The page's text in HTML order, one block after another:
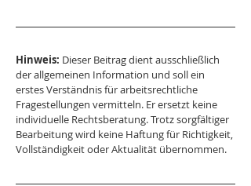
Hinweis: Dieser Beitrag dient ausschließlich
der allgemeinen Information und soll ein
erstes Verständnis für arbeitsrechtliche
Fragestellungen vermitteln. Er ersetzt keine
individuelle Rechtsberatung. Trotz sorgfältiger
Bearbeitung wird keine Haftung für Richtigkeit,
Vollständigkeit oder Aktualität übernommen.